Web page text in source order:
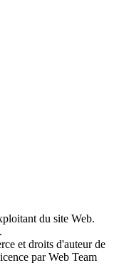
du site Web.
et droits d'auteur de
par Web Team